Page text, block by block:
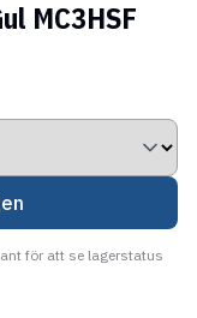
MC3HSF
för att se lagerstatus